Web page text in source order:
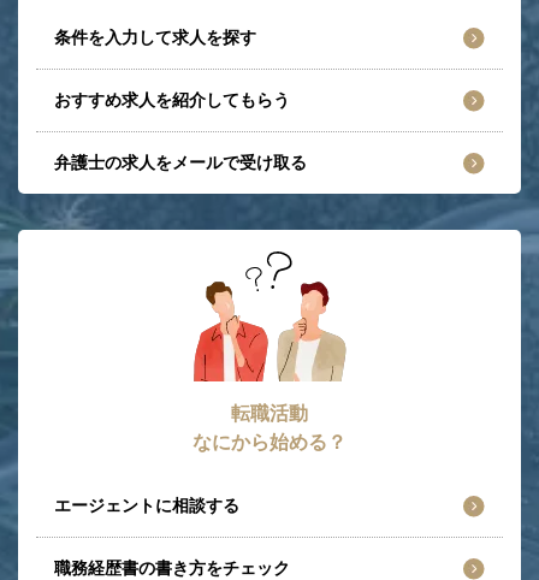
条件を入力して求人を探す
おすすめ求人を紹介してもらう
弁護士の求人をメールで受け取る
転職活動
なにから始める？
エージェントに相談する
職務経歴書の書き方をチェック